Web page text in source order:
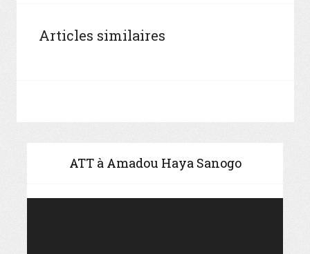
Articles similaires
ATT à Amadou Haya Sanogo